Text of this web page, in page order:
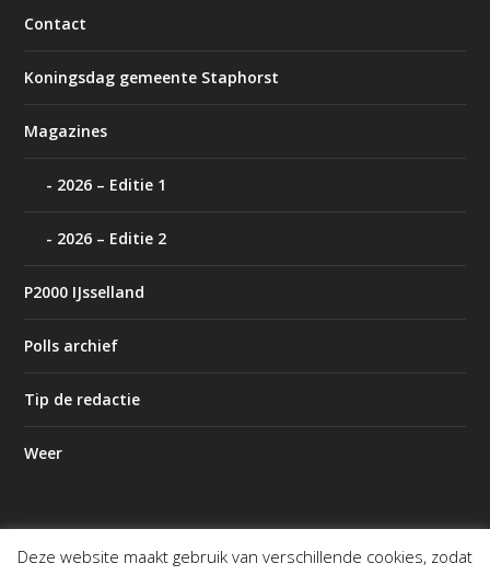
Contact
Koningsdag gemeente Staphorst
Magazines
2026 – Editie 1
2026 – Editie 2
P2000 IJsselland
Polls archief
Tip de redactie
Weer
Deze website maakt gebruik van verschillende cookies, zodat